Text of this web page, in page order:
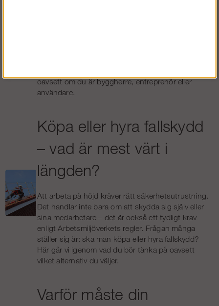
oavsett om du är byggherre, entreprenör eller
användare.
Köpa eller hyra fallskydd
– vad är mest värt i
längden?
Att arbeta på höjd kräver rätt säkerhetsutrustning.
Det handlar inte bara om att skydda sig själv eller
sina medarbetare – det är också ett tydligt krav
enligt Arbetsmiljöverkets regler. Frågan många
ställer sig är: ska man köpa eller hyra fallskydd?
Här går vi igenom vad du bör tänka på oavsett
vilket alternativ du väljer.
Varför måste din